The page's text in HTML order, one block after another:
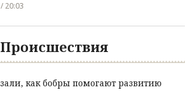
20:03
Происшествия
как бобры помогают развитию